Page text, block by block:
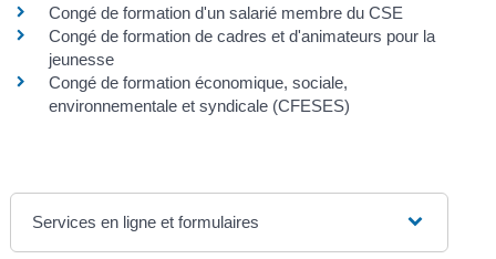
Congé de formation d'un salarié membre du CSE
Congé de formation de cadres et d'animateurs pour la
jeunesse
Congé de formation économique, sociale,
environnementale et syndicale (CFESES)
Services en ligne et formulaires